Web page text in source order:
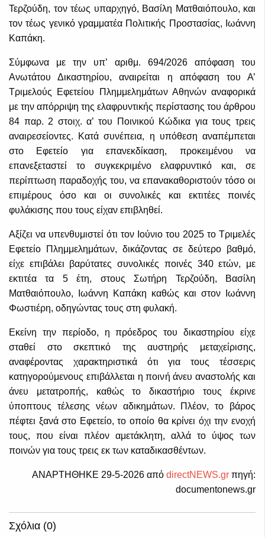
Τερζούδη, τον τέως υπαρχηγό, Βασίλη Ματθαιόπουλο, και
τον τέως γενικό γραμματέα Πολιτικής Προστασίας, Ιωάννη
Καπάκη.
Σύμφωνα με την υπ’ αριθμ. 694/2026 απόφαση του
Ανωτάτου Δικαστηρίου, αναιρείται η απόφαση του Α’
Τριμελούς Εφετείου Πλημμελημάτων Αθηνών αναφορικά
με την απόρριψη της ελαφρυντικής περίστασης του άρθρου
84 παρ. 2 στοιχ. α’ του Ποινικού Κώδικα για τους τρεις
αναιρεσείοντες. Κατά συνέπεια, η υπόθεση αναπέμπεται
στο Εφετείο για επανεκδίκαση, προκειμένου να
επανεξεταστεί το συγκεκριμένο ελαφρυντικό και, σε
περίπτωση παραδοχής του, να επανακαθοριστούν τόσο οι
επιμέρους όσο και οι συνολικές και εκτιτέες ποινές
φυλάκισης που τους είχαν επιβληθεί.
Αξίζει να υπενθυμιστεί ότι τον Ιούνιο του 2025 το Τριμελές
Εφετείο Πλημμελημάτων, δικάζοντας σε δεύτερο βαθμό,
είχε επιβάλει βαρύτατες συνολικές ποινές 340 ετών, με
εκτιτέα τα 5 έτη, στους Σωτήρη Τερζούδη, Βασίλη
Ματθαιόπουλο, Ιωάννη Καπάκη καθώς και στον Ιωάννη
Φωστιέρη, οδηγώντας τους στη φυλακή.
Εκείνη την περίοδο, η πρόεδρος του δικαστηρίου είχε
σταθεί στο σκεπτικό της αυστηρής μεταχείρισης,
αναφέροντας χαρακτηριστικά ότι για τους τέσσερις
κατηγορούμενους επιβάλλεται η ποινή άνευ αναστολής και
άνευ μετατροπής, καθώς το δικαστήριο τους έκρινε
ύποπτους τέλεσης νέων αδικημάτων. Πλέον, το βάρος
πέφτει ξανά στο Εφετείο, το οποίο θα κρίνει όχι την ενοχή
τους, που είναι πλέον αμετάκλητη, αλλά το ύψος των
ποινών για τους τρεις εκ των καταδικασθέντων.
ΑΝΑΡΤΗΘΗΚΕ 29-5-2026 από directNEWS.gr πηγή:
documentonews.gr
Σχόλια (0)